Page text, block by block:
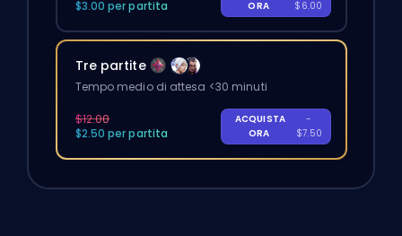
$3.00 per partita
ORA
$6.00
Tre partite
Tempo medio di attesa <30 minuti
$12.00
$2.50 per partita
ACQUISTA
ORA
-
$7.50